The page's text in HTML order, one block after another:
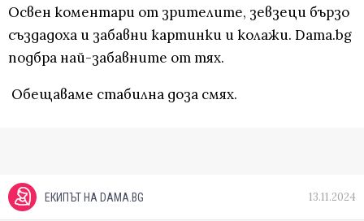
Освен коментари от зрителите, зевзеци бързо
създадоха и забавни картинки и колажи. Dama.bg
подбра най-забавните от тях.
Обещаваме стабилна доза смях.
ЕКИПЪТ НА DAMA.BG 13.11.2024